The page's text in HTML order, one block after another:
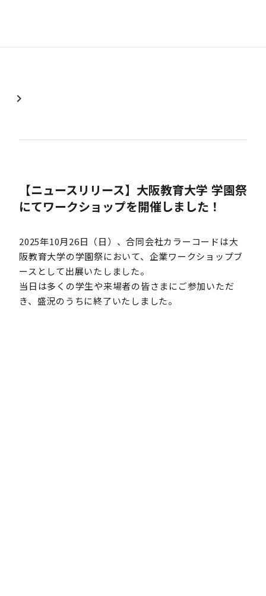
chevron_right
【ニュースリリース】大阪教育大学 学園祭
にてワークショップを開催しました！
2025年10月26日（日）、合同会社カラーコードは大
阪教育大学の学園祭において、企業ワークショップブ
ースとして出展いたしました。
当日は多くの学生や来場者の皆さまにご参加いただ
き、盛況のうちに終了いたしました。